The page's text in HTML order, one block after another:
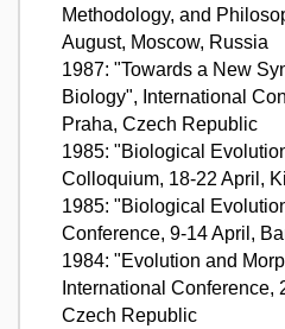
Methodology, and
August, Moscow, Russia
1987: "Towards a New
Biology", International
Praha, Czech Republic
1985: "Biological
Colloquium, 18-22 April,
1985: "Biological
Conference, 9-14 April,
1984: "Evolution and
International Conference,
Czech Republic